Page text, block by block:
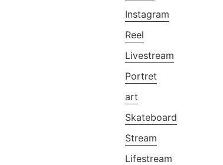
Instagram
Reel
Livestream
Portret
art
Skateboard
Stream
Lifestream